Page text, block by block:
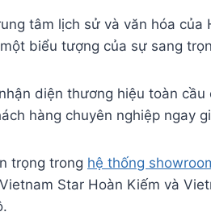
tâm lịch sử và văn hóa
biểu tượng của sự sang
diện thương hiệu toàn
hàng chuyên nghiệp ngay
trọng trong hệ thống
Star Hoàn Kiếm và